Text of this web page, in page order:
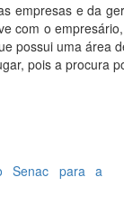
empresas e da
com o
possui uma área
pois a procura
Senac para a